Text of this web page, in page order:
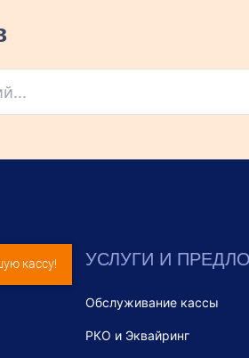
УСЛУГИ И
Обслуживание кассы
РКО и Эквайринг
кассу!